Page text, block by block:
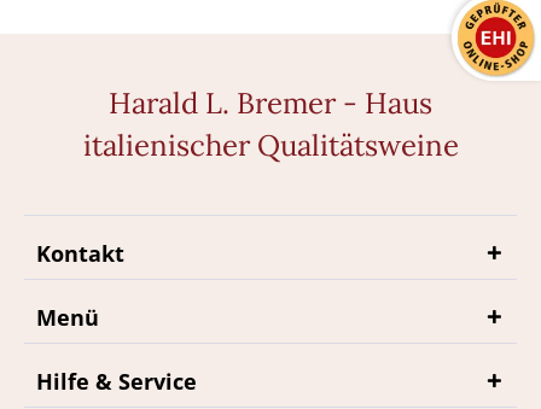
Harald L. Bremer - Haus
italienischer Qualitätsweine
Kontakt
Menü
Hilfe & Service